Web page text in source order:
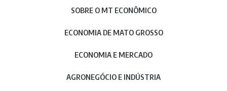
SOBRE O MT ECONÔMICO
ECONOMIA DE MATO GROSSO
ECONOMIA E MERCADO
AGRONEGÓCIO E INDÚSTRIA